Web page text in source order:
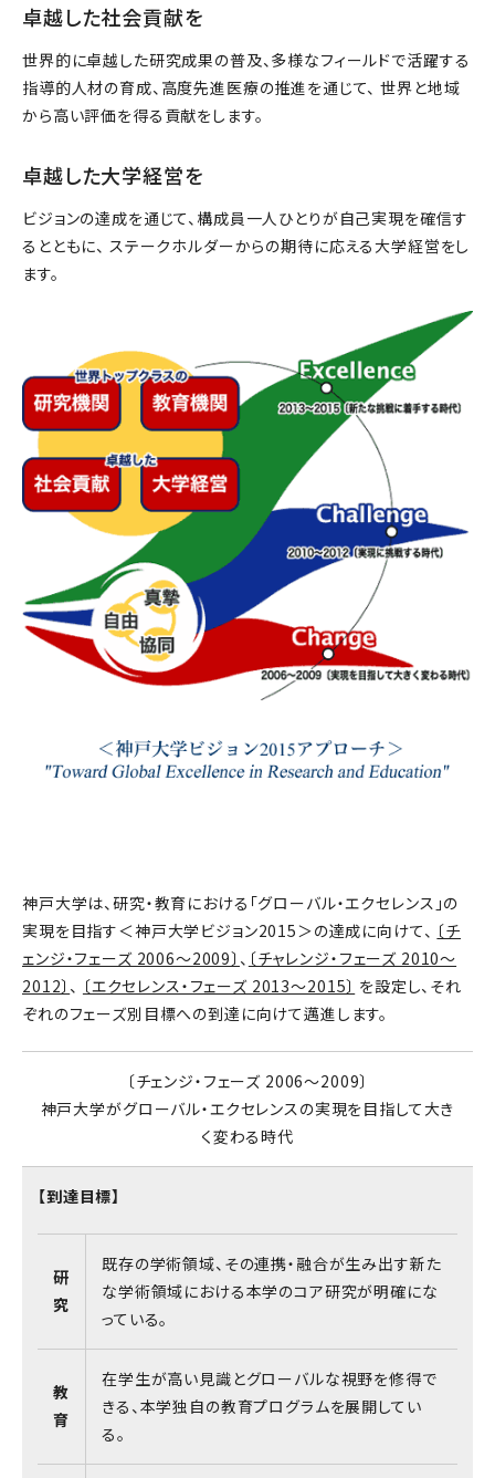
卓越した社会貢献を
世界的に卓越した研究成果の普及、多様なフィールドで活躍する
指導的人材の育成、高度先進医療の推進を通じて、 世界と地域
から高い評価を得る貢献をします。
卓越した大学経営を
ビジョンの達成を通じて、構成員一人ひとりが自己実現を確信す
るとともに、 ステークホルダーからの期待に応える大学経営をし
ます。
神戸大学は、研究・教育における「グローバル・エクセレンス」の
実現を目指す＜神戸大学ビジョン2015＞の達成に向けて、 〔チ
ェンジ・フェーズ 2006～2009〕 、 〔チャレンジ・フェーズ 2010～
2012〕 、 〔エクセレンス・フェーズ 2013～2015〕 を設定し、それ
ぞれのフェーズ別目標への到達に向けて邁進します。
〔チェンジ・フェーズ 2006～2009〕
神戸大学がグローバル・エクセレンスの実現を目指して大き
く変わる時代
【到達目標】
研
究
既存の学術領域、その連携・融合が生み出す新た
な学術領域における本学のコア研究が明確にな
っている。
教
育
在学生が高い見識とグローバルな視野を修得で
きる、本学独自の教育プログラムを展開してい
る。